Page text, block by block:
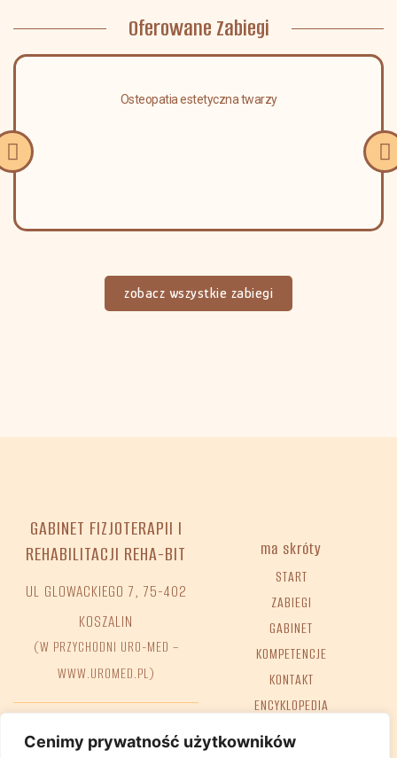
Cenimy prywatność użytkowników
Oferowane Zabiegi
Osteopatia estetyczna twarzy
zobacz wszystkie zabiegi
GABINET FIZJOTERAPII I
REHABILITACJI REHA-BIT
UL GLOWACKIEGO 7, 75-402
KOSZALIN
(W PRZYCHODNI URO-MED –
WWW.UROMED.PL)
Tel. +48 698 68 02 38
ma skróty
START
ZABIEGI
GABINET
KOMPETENCJE
KONTAKT
ENCYKLOPEDIA